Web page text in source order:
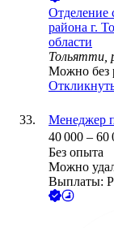
Отделение
района г.
области
Тольятти,
Можно без
Менеджер
40 000 – 60
Без опыта
Можно
Выплаты: